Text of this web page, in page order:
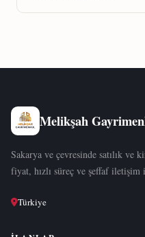
Melikşah
Sakarya ve çevresinde satılık ve
fiyat, hızlı süreç ve şeffaf
Türkiye